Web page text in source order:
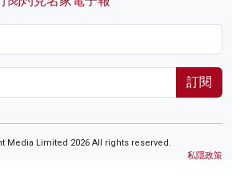
訂閱
Media Limited 2026 All rights reserved.
私隱政策